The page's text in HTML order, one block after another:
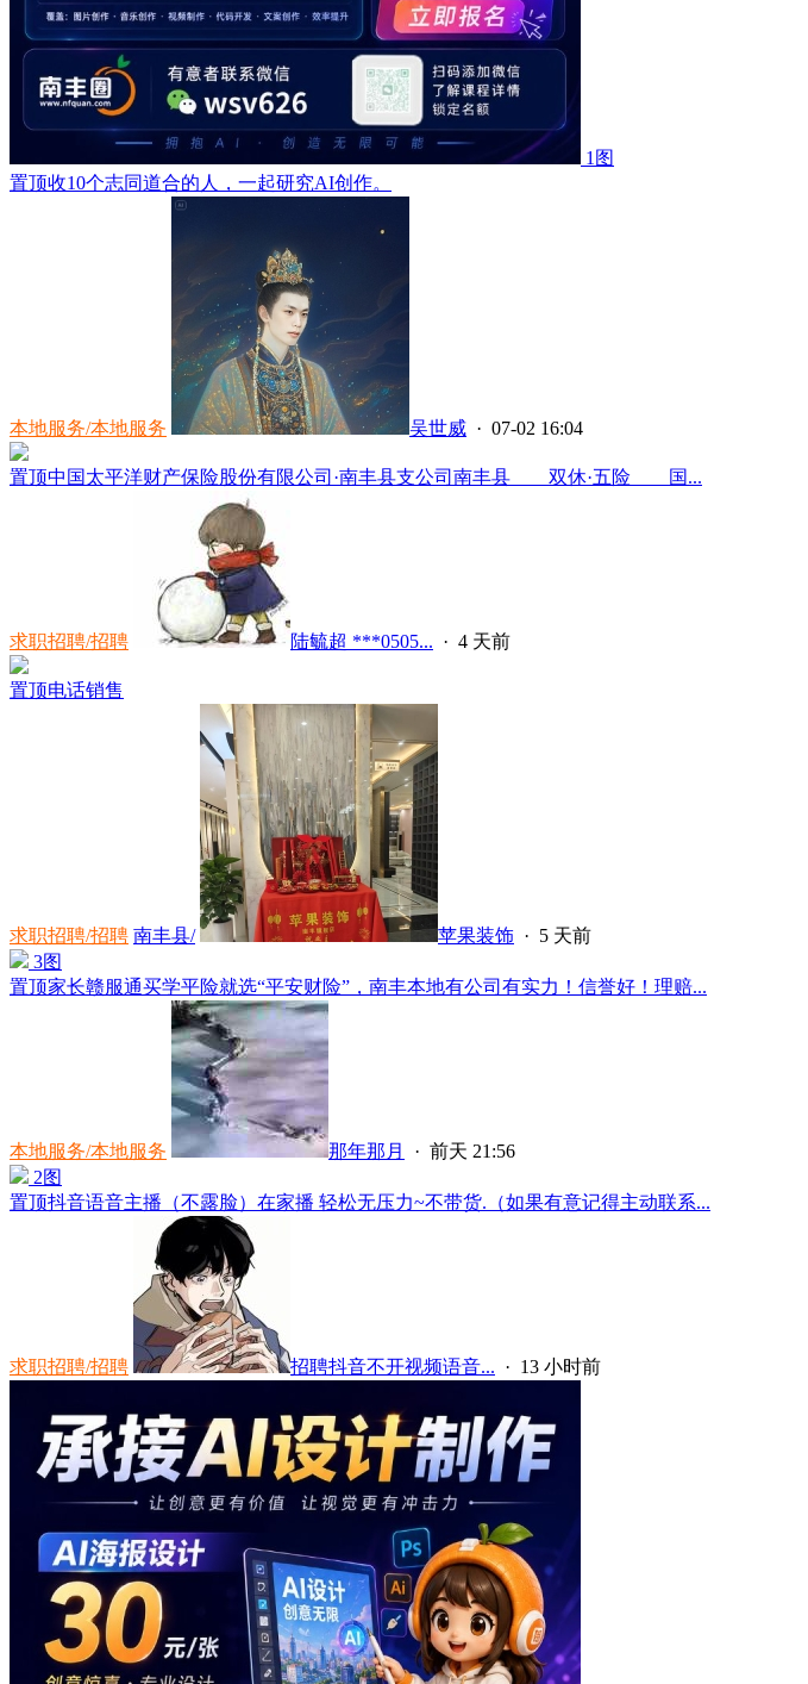
1图
置顶收10个志同道合的人，一起研究AI创作。
本地服务/本地服务 吴世威 · 07-02 16:04
置顶中国太平洋财产保险股份有限公司·南丰县支公司南丰县 双休·五险 国...
求职招聘/招聘 陆毓超 ***0505... · 4 天前
置顶电话销售
求职招聘/招聘 南丰县/ 苹果装饰 · 5 天前
3图
置顶家长赣服通买学平险就选“平安财险”，南丰本地有公司有实力！信誉好！理赔...
本地服务/本地服务 那年那月 · 前天 21:56
2图
置顶抖音语音主播（不露脸）在家播 轻松无压力~不带货.（如果有意记得主动联系...
求职招聘/招聘 招聘抖音不开视频语音... · 13 小时前